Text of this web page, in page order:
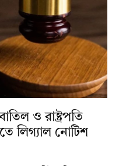
ও রাষ্ট্রপতি
লিগ্যাল নোটিশ